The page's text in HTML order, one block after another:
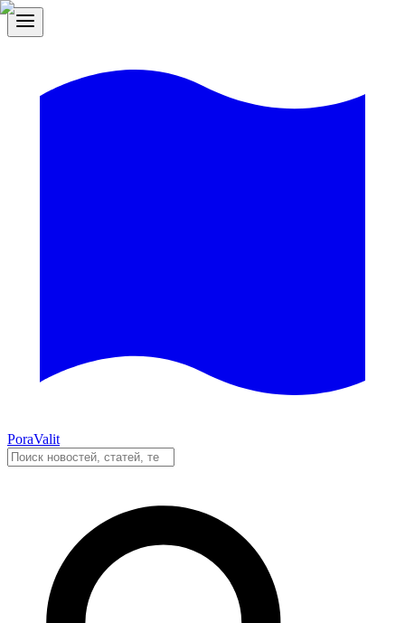
PoraValit